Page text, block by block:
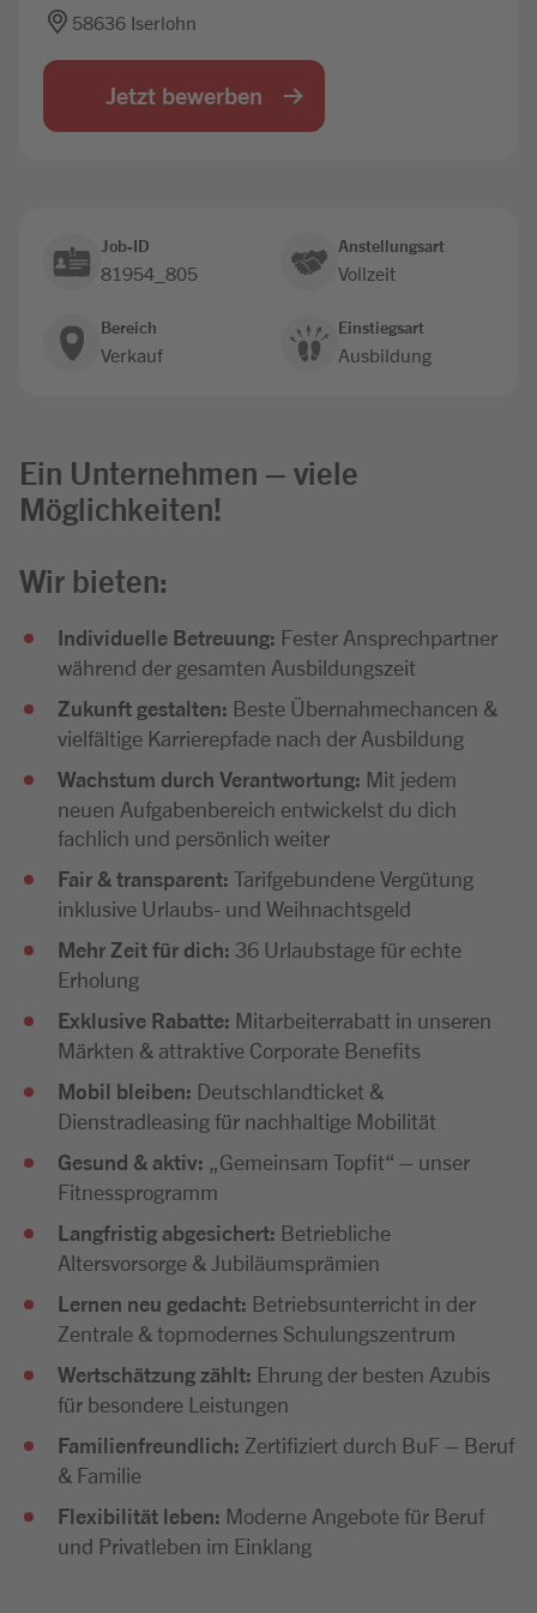
58636 Iserlohn
Jetzt bewerben
Job-ID
81954_805
Anstellungsart
Vollzeit
Bereich
Verkauf
Einstiegsart
Ausbildung
Ein Unternehmen – viele
Möglichkeiten!
Wir bieten:
Individuelle Betreuung: Fester Ansprechpartner
während der gesamten Ausbildungszeit
Zukunft gestalten: Beste Übernahmechancen &
vielfältige Karrierepfade nach der Ausbildung
Wachstum durch Verantwortung: Mit jedem
neuen Aufgabenbereich entwickelst du dich
fachlich und persönlich weiter
Fair & transparent: Tarifgebundene Vergütung
inklusive Urlaubs- und Weihnachtsgeld
Mehr Zeit für dich: 36 Urlaubstage für echte
Erholung
Exklusive Rabatte: Mitarbeiterrabatt in unseren
Märkten & attraktive Corporate Benefits
Mobil bleiben: Deutschlandticket &
Dienstradleasing für nachhaltige Mobilität
Gesund & aktiv: „Gemeinsam Topfit“ – unser
Fitnessprogramm
Langfristig abgesichert: Betriebliche
Altersvorsorge & Jubiläumsprämien
Lernen neu gedacht: Betriebsunterricht in der
Zentrale & topmodernes Schulungszentrum
Wertschätzung zählt: Ehrung der besten Azubis
für besondere Leistungen
Familienfreundlich: Zertifiziert durch BuF – Beruf
& Familie
Flexibilität leben: Moderne Angebote für Beruf
und Privatleben im Einklang